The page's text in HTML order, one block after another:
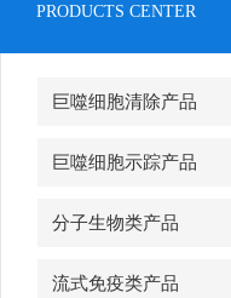
PRODUCTS CENTER
巨噬细胞清除产品
巨噬细胞示踪产品
分子生物类产品
流式免疫类产品